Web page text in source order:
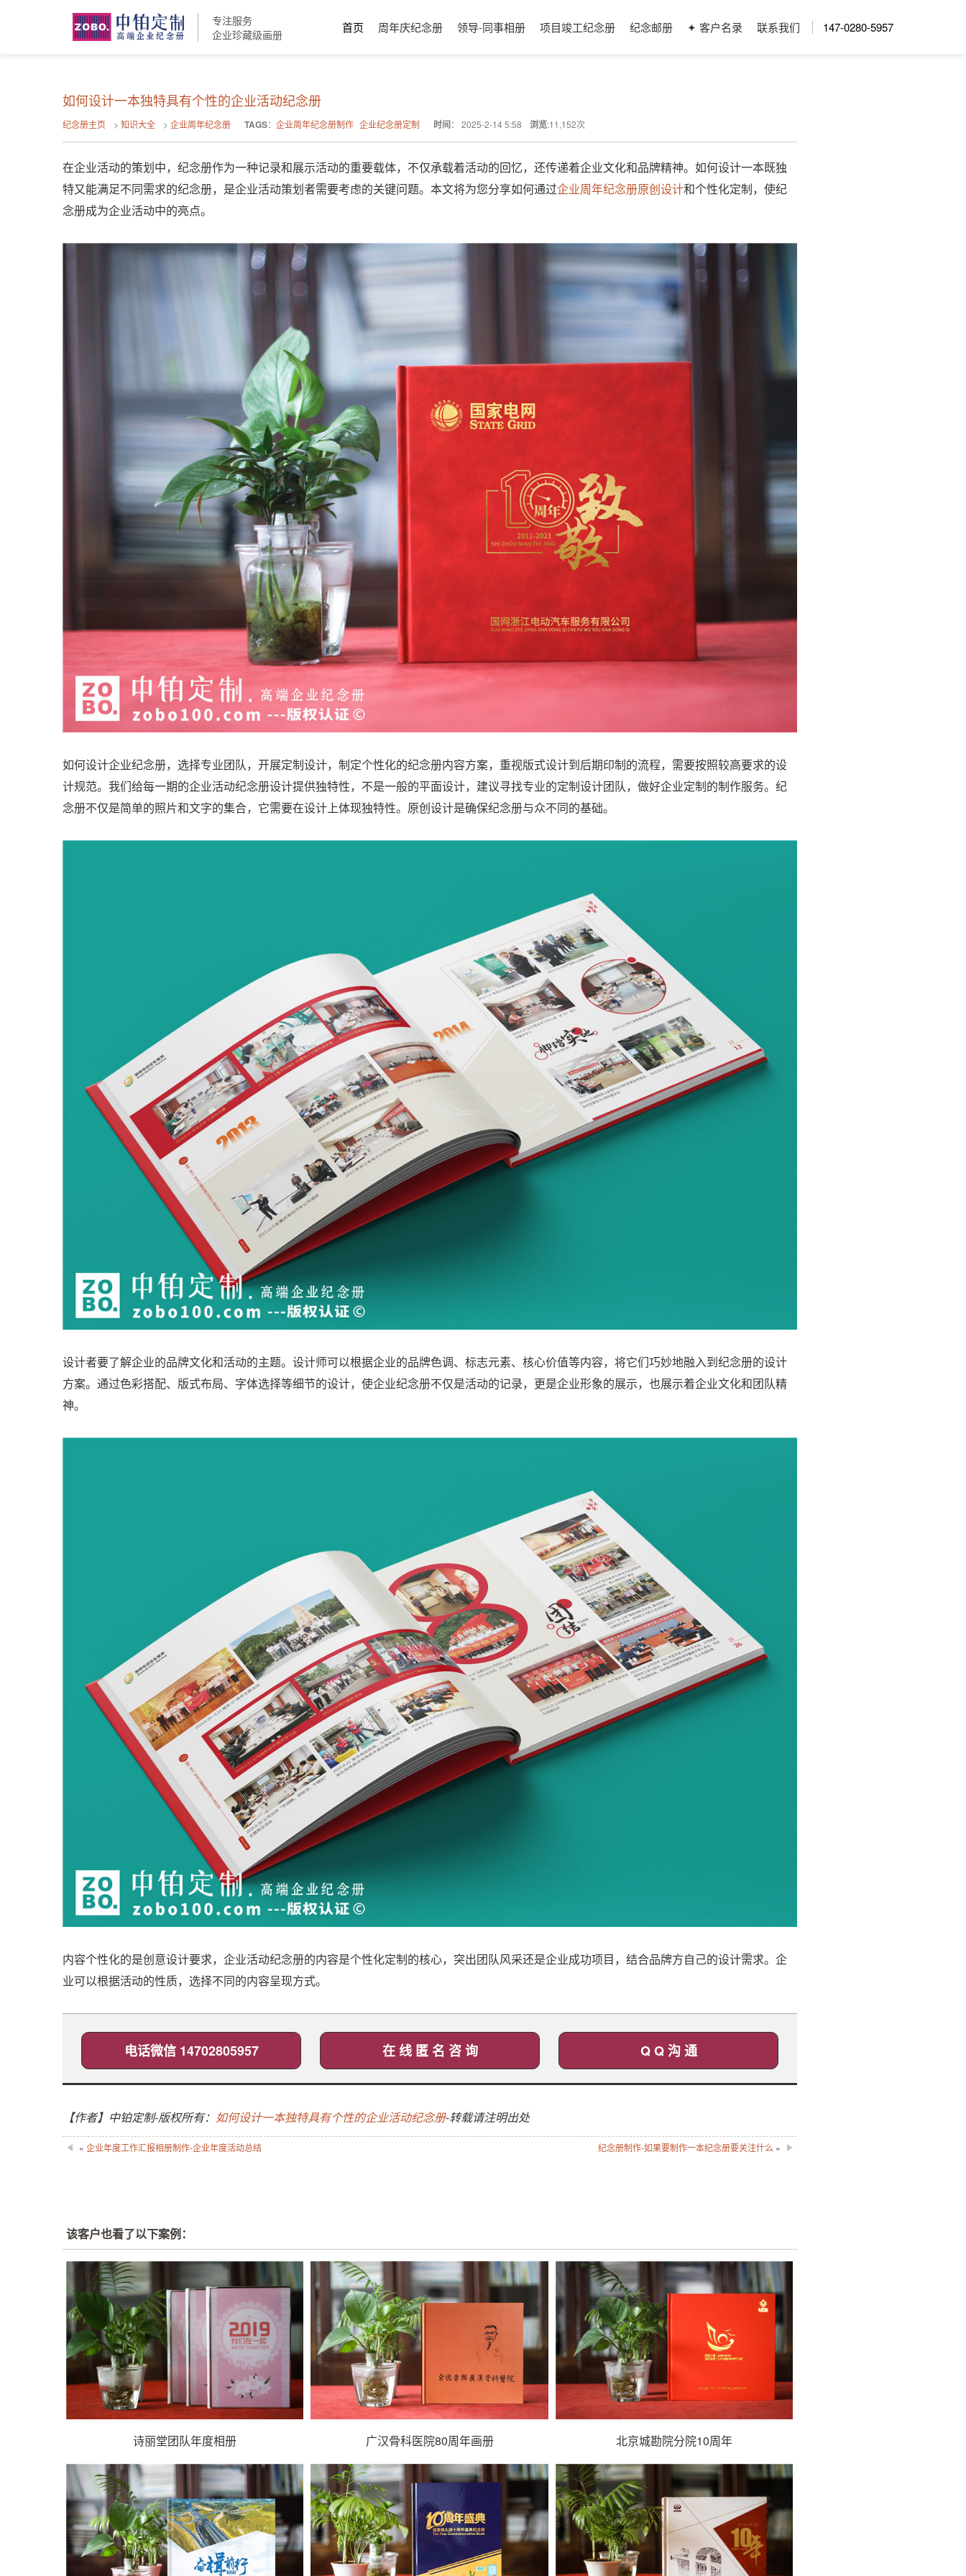
专注服务
企业珍藏级画册
首页 周年庆纪念册 领导-同事相册 项目竣工纪念册 纪念邮册 ✦ 客户名录 联系我们 147-0280-5957
如何设计一本独特具有个性的企业活动纪念册
纪念册主页 >知识大全 >企业周年纪念册 TAGS：企业周年纪念册制作 企业纪念册定制 时间：2025-2-14 5:58 浏览:11,152次
在企业活动的策划中，纪念册作为一种记录和展示活动的重要载体，不仅承载着活动的回忆，还传递着企业文化和品牌精神。如何设计一本既独
特又能满足不同需求的纪念册，是企业活动策划者需要考虑的关键问题。本文将为您分享如何通过企业周年纪念册原创设计和个性化定制，使纪
念册成为企业活动中的亮点。
如何设计企业纪念册，选择专业团队，开展定制设计，制定个性化的纪念册内容方案，重视版式设计到后期印制的流程，需要按照较高要求的设
计规范。我们给每一期的企业活动纪念册设计提供独特性，不是一般的平面设计，建议寻找专业的定制设计团队，做好企业定制的制作服务。纪
念册不仅是简单的照片和文字的集合，它需要在设计上体现独特性。原创设计是确保纪念册与众不同的基础。
设计者要了解企业的品牌文化和活动的主题。设计师可以根据企业的品牌色调、标志元素、核心价值等内容，将它们巧妙地融入到纪念册的设计
方案。通过色彩搭配、版式布局、字体选择等细节的设计，使企业纪念册不仅是活动的记录，更是企业形象的展示，也展示着企业文化和团队精
神。
内容个性化的是创意设计要求，企业活动纪念册的内容是个性化定制的核心，突出团队风采还是企业成功项目，结合品牌方自己的设计需求。企
业可以根据活动的性质，选择不同的内容呈现方式。
电话微信 14702805957 在 线 匿 名 咨 询 Q Q 沟 通
【作者】中铂定制-版权所有： 如何设计一本独特具有个性的企业活动纪念册-转载请注明出处
«企业年度工作汇报相册制作-企业年度活动总结 纪念册制作-如果要制作一本纪念册要关注什么 »
该客户也看了以下案例：
诗丽堂团队年度相册 广汉骨科医院80周年画册 北京城勘院分院10周年